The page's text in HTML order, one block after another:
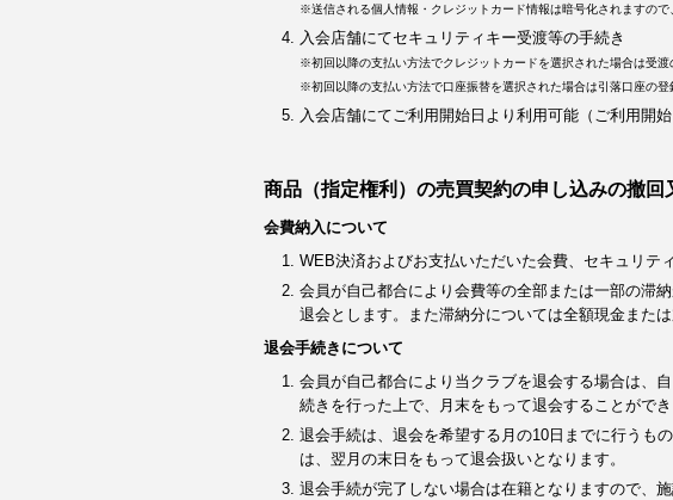
※送信される個人情報・クレジットカード情報は暗号化されますので
入会店舗にてセキュリティキー受渡等の手続き
※初回以降の支払い方法でクレジットカードを選択された場合は受渡
※初回以降の支払い方法で口座振替を選択された場合は引落口座の登
入会店舗にてご利用開始日より利用可能（ご利用開
商品（指定権利）の売買契約の申し込みの撤回
会費納入について
WEB決済およびお支払いただいた会費、セキュリテ
会員が自己都合により会費等の全部または一部の滞
退会とします。また滞納分については全額現金また
退会手続きについて
会員が自己都合により当クラブを退会する場合は、
続きを行った上で、月末をもって退会することがで
退会手続は、退会を希望する月の10日までに行うも
は、翌月の末日をもって退会扱いとなります。
退会手続が完了しない場合は在籍となりますので、